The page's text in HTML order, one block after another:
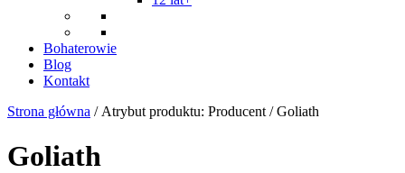
Bohaterowie
Blog
Kontakt
Strona główna / Atrybut produktu: Producent / Goliath
Goliath